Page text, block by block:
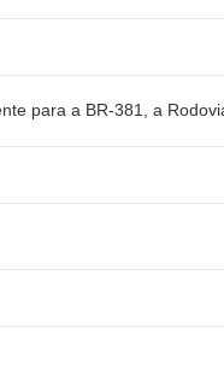
para a BR-381, a